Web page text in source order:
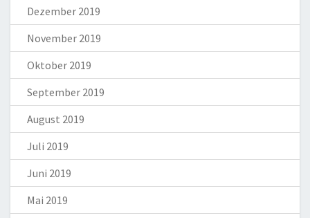
Dezember 2019
November 2019
Oktober 2019
September 2019
August 2019
Juli 2019
Juni 2019
Mai 2019